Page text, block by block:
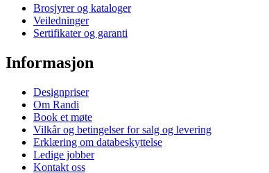
Brosjyrer og kataloger
Veiledninger
Sertifikater og garanti
Informasjon
Designpriser
Om Randi
Book et møte
Vilkår og betingelser for salg og levering
Erklæring om databeskyttelse
Ledige jobber
Kontakt oss